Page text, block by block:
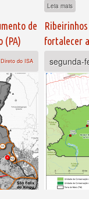
Leia mais
de
(PA)
Direto do ISA
fortalecer
segunda-